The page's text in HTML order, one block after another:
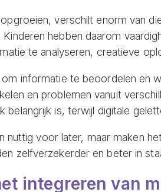
verschilt enorm van
hebben daarom
te analyseren, creatieve
informatie te beoordelen en
en problemen vanuit
belangrijk is, terwijl digitale
nuttig voor later, maar maken
zelfverzekerder en beter in
integreren van